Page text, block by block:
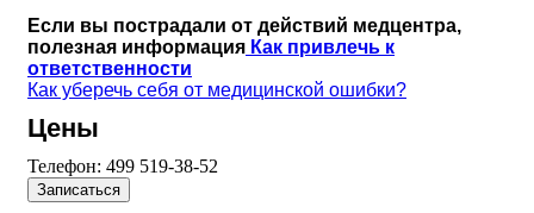
Если вы пострадали от действий медцентра,
полезная информация Как привлечь к
ответственности
Как уберечь себя от медицинской ошибки?
Цены
Телефон: 499 519-38-52
Записаться